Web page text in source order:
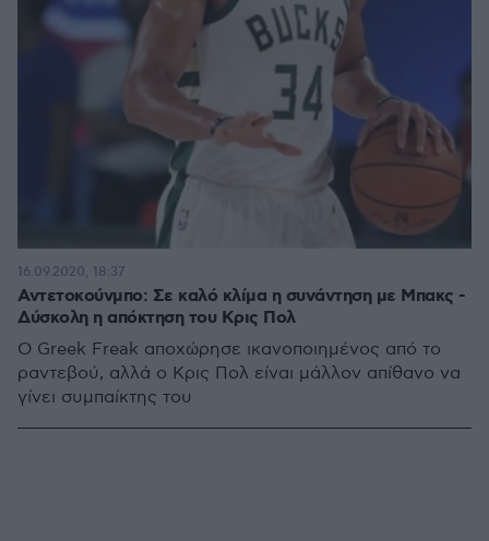
Αντετοκούνμπο: Σε καλό κλίμα η συνάντηση με Μπακς -
Δύσκολη η απόκτηση του Κρις Πολ
Ο Greek Freak αποχώρησε ικανοποιημένος από το
ραντεβού, αλλά ο Κρις Πολ είναι μάλλον απίθανο να
γίνει συμπαίκτης του
16.09.2020, 18:37